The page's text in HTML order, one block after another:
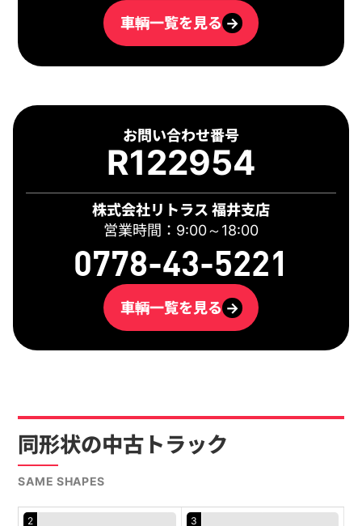
お問い合わせ番号
R122954
株式会社リトラス 福井支店
営業時間：9:00～18:00
0778-43-5221
車輌一覧を見る →
車輌一覧を見る →
同形状の中古トラック
SAME SHAPES
2 3